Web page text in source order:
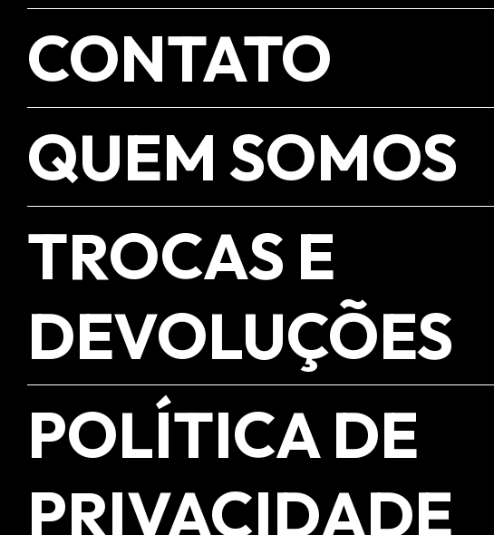
CONTATO
QUEM SOMOS
TROCAS E
DEVOLUÇÕES
POLÍTICA DE
PRIVACIDADE